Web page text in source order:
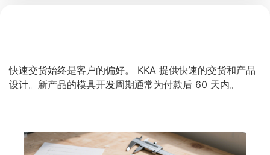
快速交货始终是客户的偏好。 KKA 提供快速的交货和产品
设计。新产品的模具开发周期通常为付款后 60 天内。